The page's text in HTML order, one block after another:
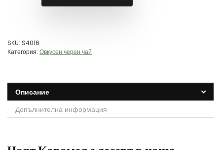
SKU: S4016
Категория: Овкусен черен чай
Описание
Допълнителна информация